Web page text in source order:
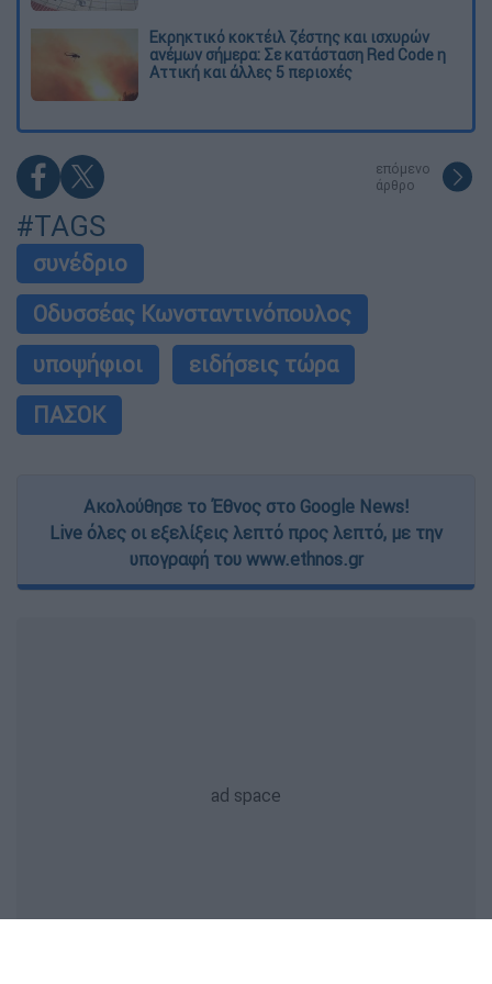
Εκρηκτικό κοκτέιλ ζέστης και ισχυρών
ανέμων σήμερα: Σε κατάσταση Red Code η
Αττική και άλλες 5 περιοχές
επόμενο
άρθρο
#TAGS
συνέδριο
Οδυσσέας Κωνσταντινόπουλος
υποψήφιοι
ειδήσεις τώρα
ΠΑΣΟΚ
Ακολούθησε το Έθνος στο Google News!
Live όλες οι εξελίξεις λεπτό προς λεπτό, με την
υπογραφή του www.ethnos.gr